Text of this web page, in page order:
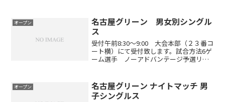
車でお越しの方東名高速道路名古屋I.Cよ
り小牧ジャン...
オープン
名古屋グリーン 男女別シングル
ス
受付午前8:30～9:00 大会本部（２３番コ
ート横）にて受付致します。試合方法6ゲ
ーム選手 ノーアドバンテージ予選リー
ます表彰1位トーナメントで優勝した方に
当日使用し...
オープン
名古屋グリーン ナイトマッチ 男
子シングルス